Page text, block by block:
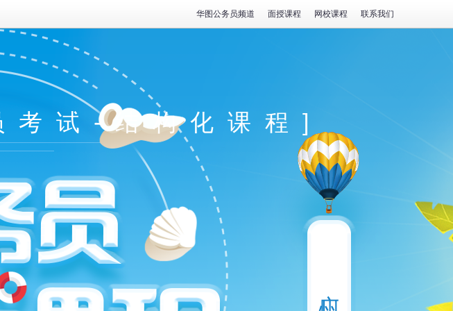
华图公务员频道 面授课程 网校课程 联系我们
试-结构化课程]